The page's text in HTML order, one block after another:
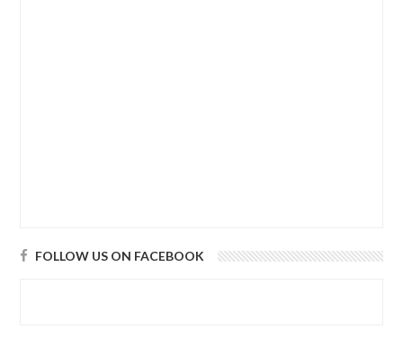
FOLLOW US ON FACEBOOK